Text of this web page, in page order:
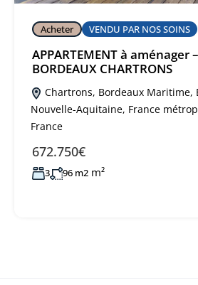
Acheter VENDU PAR NOS SOINS
APPARTEMENT à aménager
BORDEAUX CHARTRONS
Chartrons, Bordeaux Maritime,
Nouvelle-Aquitaine, France
France
672.750€
3 96 m2 m²